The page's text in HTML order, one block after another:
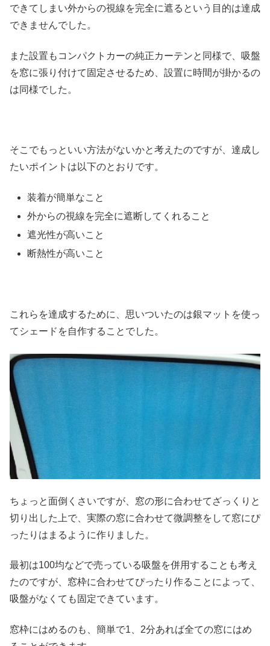
できてしまい外からの視線を完全に遮るという目的は達成
できませんでした。
また設置もコンパクトカーの純正カーテンと同様で、吸盤
を窓に張り付けて固定させるため、設置に時間が掛かるの
は同様でした。
そこでもっといい方法がないかと考えたのですが、達成し
たいポイントは以下のとおりです。
装着が簡単なこと
外からの視線を完全に遮断してくれること
遮光性が高いこと
断熱性が高いこと
これらを達成するために、思いついたのは銀マットを使っ
てシェードを自作することでした。
ちょっと面倒くさいですが、窓の形に合わせてざっくりと
切り出した上で、実際の窓に合わせて微調整をして窓にぴ
ったりはまるように作りました。
最初は100均などで売っている吸盤を併用することも考え
たのですが、窓枠に合わせてぴったり作ることによって、
吸盤がなくても固定できています。
窓枠にはめるのも、簡単で1、2分あれば全ての窓にはめ